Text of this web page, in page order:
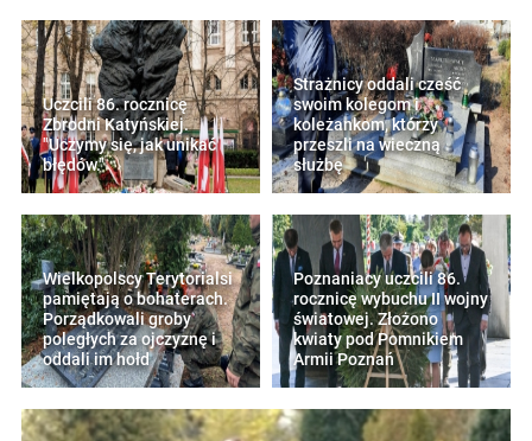
Uczcili 86. rocznicę
Zbrodni Katyńskiej.
"Uczymy się, jak unikać
błędów."
Strażnicy oddali cześć
swoim kolegom i
koleżankom, którzy
przeszli na wieczną
służbę
Wielkopolscy Terytorialsi
pamiętają o bohaterach.
Porządkowali groby
poległych za ojczyznę i
oddali im hołd
Poznaniacy uczcili 86.
rocznicę wybuchu II wojny
światowej. Złożono
kwiaty pod Pomnikiem
Armii Poznań